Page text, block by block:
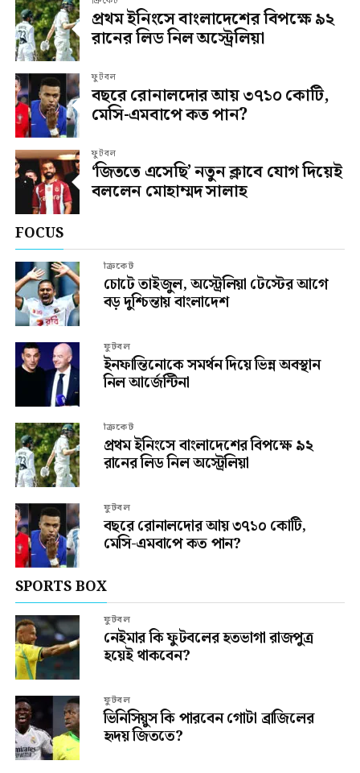
প্রথম ইনিংসে বাংলাদেশের বিপক্ষে ৯২
রানের লিড নিল অস্ট্রেলিয়া
ফুটবল
বছরে রোনালদোর আয় ৩৭১০ কোটি,
মেসি-এমবাপে কত পান?
ফুটবল
‘জিততে এসেছি’ নতুন ক্লাবে যোগ দিয়েই
বললেন মোহাম্মদ সালাহ
FOCUS
ক্রিকেট
চোটে তাইজুল, অস্ট্রেলিয়া টেস্টের আগে
বড় দুশ্চিন্তায় বাংলাদেশ
ফুটবল
ইনফান্তিনোকে সমর্থন দিয়ে ভিন্ন অবস্থান
নিল আর্জেন্টিনা
ক্রিকেট
প্রথম ইনিংসে বাংলাদেশের বিপক্ষে ৯২
রানের লিড নিল অস্ট্রেলিয়া
ফুটবল
বছরে রোনালদোর আয় ৩৭১০ কোটি,
মেসি-এমবাপে কত পান?
SPORTS BOX
ফুটবল
নেইমার কি ফুটবলের হতভাগা রাজপুত্র
হয়েই থাকবেন?
ফুটবল
ভিনিসিয়ুস কি পারবেন গোটা ব্রাজিলের
হৃদয় জিততে?